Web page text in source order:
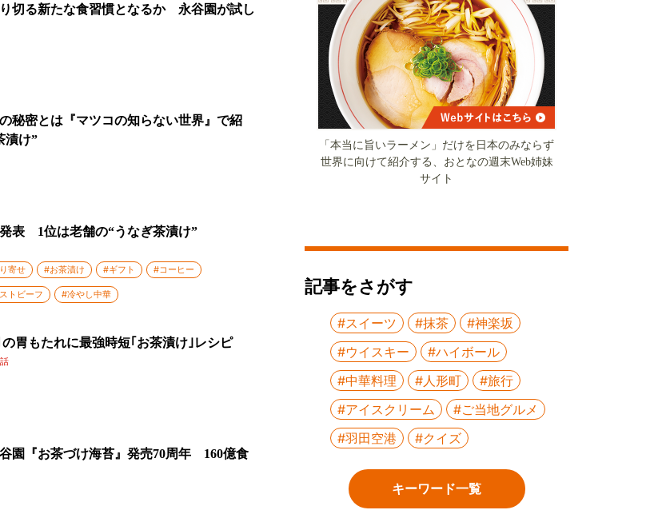
り切る新たな食習慣となるか 永谷園が試し
秘密とは『マツコの知らない世界』で紹
漬け”
発表 1位は老舗の“うなぎ茶漬け”
寄せ #お茶漬け #ギフト #コーヒー
トビーフ #冷やし中華
胃もたれに最強時短｢お茶漬け｣レシピ
園『お茶づけ海苔』発売70周年 160億食
「本当に旨いラーメン」だけを日本のみならず
世界に向けて紹介する、おとなの週末Web姉妹
サイト
記事をさがす
#スイーツ #抹茶
#神楽坂
#ウイスキー
#ハイボール
#中華料理
#人形町
#旅行
#アイスクリーム
#ご当地グルメ
#羽田空港
#クイズ
キーワード一覧